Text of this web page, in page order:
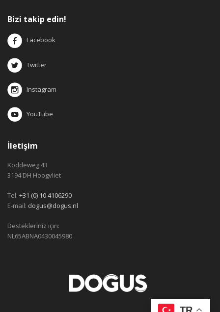
Bizi takip edin!
Facebook
Twitter
Instagram
YouTube
İletişim
Koddeweg 43
3194 DH Hoogvliet
Tel. +31 (0) 10 4106290
E-mail: dogus@dogus.nl
Destekleriniz için:
NL65ABNA0430045980